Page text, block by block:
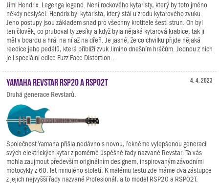
Jimi Hendrix. Legenga legend. Není rockového kytaristy, který by toto jméno
někdy neslyšel. Hendrix byl kytarista, který stál u zrodu kytarového zvuku.
Jeho postupy jsou základem snad pro všechny krotitele šesti strun. On byl
ten člověk, co pruboval ty zesíky a když byla nějaká kytarová krabice, tak ji
měl v boardu a hrál na ní až na dřeň. Je jasné, že co chvilku přijde nějaká
reedice jeho pedálů, která přiblíží zvuk Jimiho dnešním hráčům. Jednou z nich
je i speciální edice Fuzz Face Distortion...
4. 4. 2023
Yamaha Revstar RSP20 a RSP02T
Druhá generace Revstarů.
Společnost Yamaha přišla nedávno s novou, řekněme vylepšenou generací
svých elektrických kytar z poměrně úspěšné řady nazvané Revstar. Ta vás
mohla zaujmout především originálním designem, inspirovaným závodními
motocykly z 60. let minulého století. K malému testu zde máme dva zástupce
z jejich nejvyšší řady nazvané Profesionál, a to model RSP20 a RSP02T.